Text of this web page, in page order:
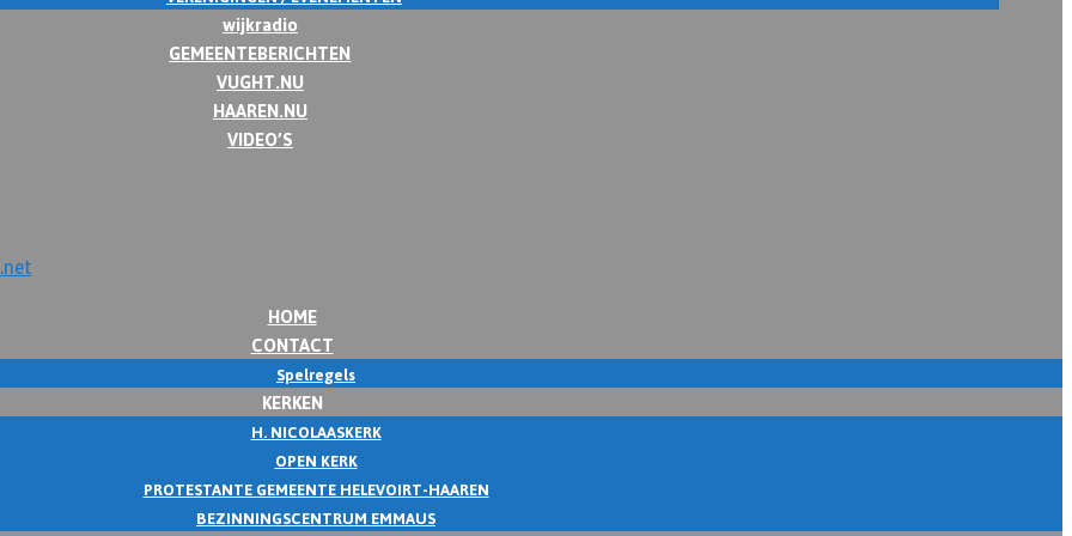
wijkradio
GEMEENTEBERICHTEN
VUGHT.NU
HAAREN.NU
VIDEO’S
HOME
CONTACT
Spelregels
KERKEN
H. NICOLAASKERK
OPEN KERK
PROTESTANTE GEMEENTE HELEVOIRT-HAAREN
BEZINNINGSCENTRUM EMMAUS